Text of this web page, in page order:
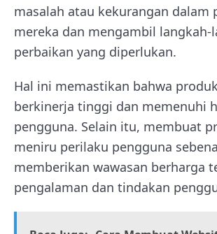
masalah atau kekurangan dalam
mereka dan mengambil langkah-
perbaikan yang diperlukan.
Hal ini memastikan bahwa
berkinerja tinggi dan memenuhi
pengguna. Selain itu, membuat
meniru perilaku pengguna
memberikan wawasan berharga
pengalaman dan tindakan